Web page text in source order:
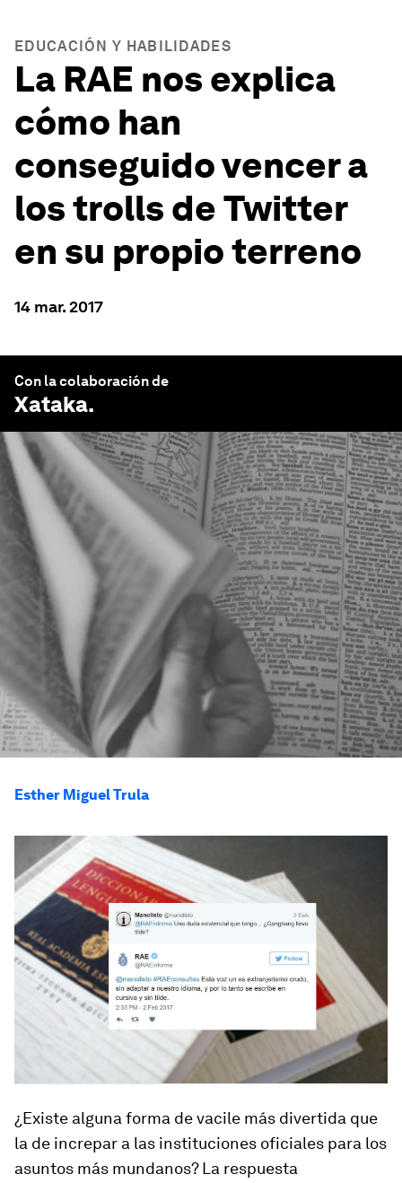
EDUCACIÓN Y HABILIDADES
La RAE nos explica
cómo han
conseguido vencer a
los trolls de Twitter
en su propio terreno
14 mar. 2017
Con la colaboración de
Xataka.
Esther Miguel Trula
¿Existe alguna forma de vacile más divertida que
la de increpar a las instituciones oficiales para los
asuntos más mundanos? La respuesta